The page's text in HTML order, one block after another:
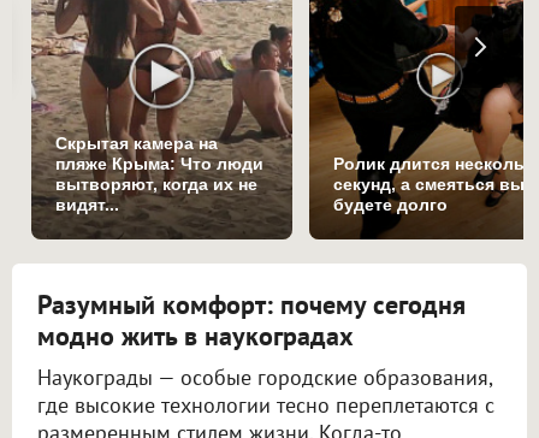
Скрытая камера на
пляже Крыма: Что люди
вытворяют, когда их не
видят...
Ролик длится
секунд, а смеяться вы
будете долго
Разумный комфорт: почему сегодня
модно жить в наукоградах
Наукограды — особые городские образования,
где высокие технологии тесно переплетаются с